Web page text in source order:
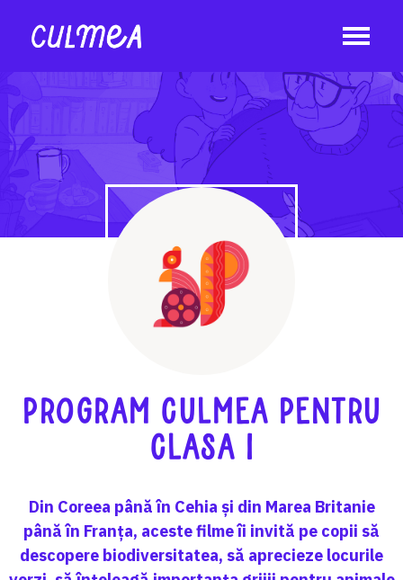
Program CULMEA pentru
clasa I
Din Coreea până în Cehia și din Marea Britanie
până în Franța, aceste filme îi invită pe copii să
descopere biodiversitatea, să aprecieze locurile